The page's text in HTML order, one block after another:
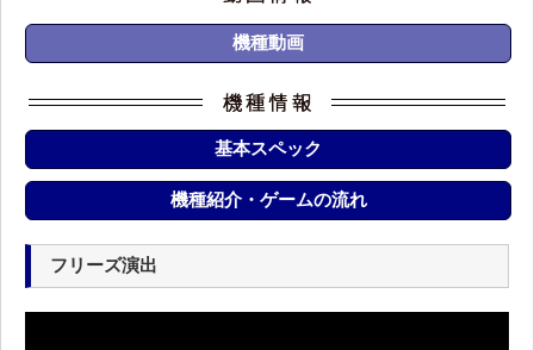
機種動画
基本スペック
機種紹介・ゲームの流れ
フリーズ演出